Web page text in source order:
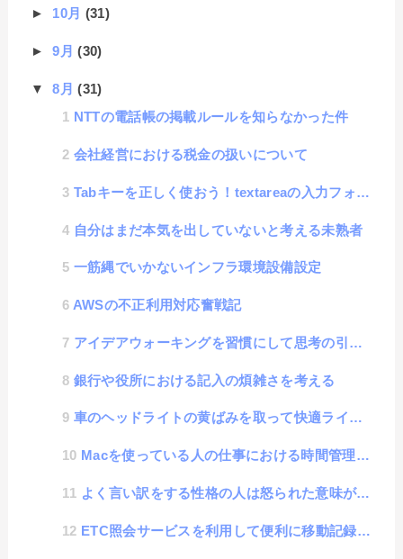
► 10月 (31)
►9月(30)
▼8月(31)
NTTの電話帳の掲載ルールを知らなかった件
会社経営における税金の扱いについて
Tabキーを正しく使おう！textareaの入力フォームでTab文字を入力する方法
自分はまだ本気を出していないと考える未熟者
一筋縄でいかないインフラ環境設備設定
AWSの不正利用対応奮戦記
アイデアウォーキングを習慣にして思考の引き出しを増やそう
銀行や役所における記入の煩雑さを考える
車のヘッドライトの黄ばみを取って快適ライトを取り戻せ
Macを使っている人の仕事における時間管理方法
よく言い訳をする性格の人は怒られた意味が理解出来ない経験の繰り返しで形成される
ETC照会サービスを利用して便利に移動記録を残そう